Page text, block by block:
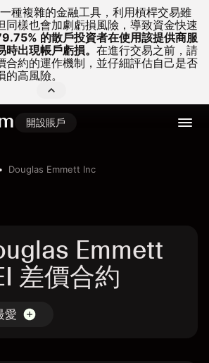
種複雜的金融工具，利用槓桿交易雖
同樣也會加劇虧損風險，導致資金快速
的散戶投資者在使用該提供商服
出現帳戶虧損。 在進行交易之前，請
合約的運作機制，並仔細評估自己是否
高風險。
開設賬戶
Douglas Emmett Inc
Emmett
差價合約
愛